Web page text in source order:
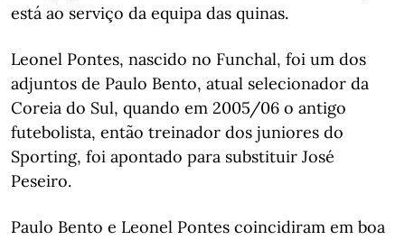
está ao serviço da equipa das quinas.
Leonel Pontes, nascido no Funchal, foi um dos
adjuntos de Paulo Bento, atual selecionador da
Coreia do Sul, quando em 2005/06 o antigo
futebolista, então treinador dos juniores do
Sporting, foi apontado para substituir José
Peseiro.
Paulo Bento e Leonel Pontes coincidiram em boa